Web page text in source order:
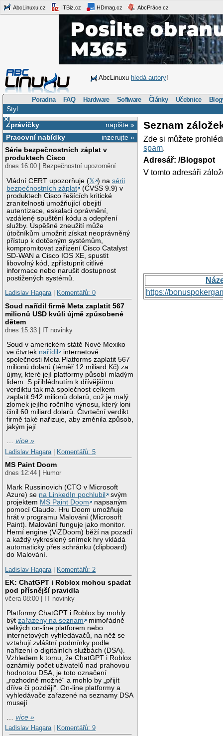
AbcLinuxu.cz ITBiz.cz HDmag.cz AbcPráce.cz
AbcLinuxu hledá autory!
Poradna FAQ Hardware Software Články Učebnice
Styl
×
napište »
Zprávičky
inzerujte »
Pracovní nabídky
Série bezpečnostních záplat v
produktech Cisco
dnes 16:00 | Bezpečnostní upozornění
Vládní CERT upozorňuje (𝕏 ) nasérii
bezpečnostních záplat
(CVSS 9.9) v
produktech Cisco řešících kritické
zranitelnosti umožňující obejití
autentizace, eskalaci oprávnění,
vzdálené spuštění kódu a odepření
služby. Úspěšné zneužití může
útočníkům umožnit získat neoprávněný
přístup k dotčeným systémům,
kompromitovat zařízení Cisco Catalyst
SD-WAN a Cisco IOS XE, spustit
libovolný kód, zpřístupnit citlivé
informace nebo narušit dostupnost
postižených systémů.
Ladislav Hagara| Komentářů: 0
Soud nařídil firmě Meta zaplatit 567
milionů USD kvůli újmě způsobené
dětem
dnes 15:33 | IT novinky
Soud v americkém státě Nové Mexiko
ve čtvrtek nařídil
internetové
společnosti Meta Platforms zaplatit 567
milionů dolarů (téměř 12 miliard Kč) za
újmy, které její platformy působí mladým
lidem. S přihlédnutím k dřívějšímu
verdiktu tak má společnost celkem
zaplatit 942 milionů dolarů, což je malý
zlomek jejího ročního výnosu, který loni
činil 60 miliard dolarů. Čtvrteční verdikt
firmě také nařizuje, aby změnila způsob,
jakým její
…více »
Ladislav Hagara
Komentářů: 5
MS Paint Doom
dnes 12:44 | Humor
Mark Russinovich (CTO v Microsoft
Azure) se na LinkedIn pochlubil
svým
projektem MS Paint Doom
napsaným
pomocí Claude. Hru Doom umožňuje
hrát v programu Malování (Microsoft
Paint). Malování funguje jako monitor.
Herní engine (ViZDoom) běží na pozadí
a každý vykreslený snímek hry vkládá
automaticky přes schránku (clipboard)
do Malování.
Ladislav Hagara
Komentářů: 2
EK: ChatGPT i Roblox mohou spadat
pod přísnější pravidla
včera 08:00 | IT novinky
Platformy ChatGPT i Roblox by mohly
býtzařazeny na seznam
mimořádně
velkých on-line platforem nebo
internetových vyhledávačů, na něž se
vztahují zvláštní podmínky podle
nařízení o digitálních službách (DSA).
Vzhledem k tomu, že ChatGPT i Roblox
oznámily počet uživatelů nad prahovou
hodnotou DSA, je toto označení
„rozhodně možné“ a mohlo by „přijít
dříve či později“. On-line platformy a
vyhledávače zařazené na seznamy DSA
musejí
…více »
Ladislav Hagara| Komentářů: 9
Seznam
Zde si můžete
spam.
Adresář: /Blogspot
V tomto adresáři
https://